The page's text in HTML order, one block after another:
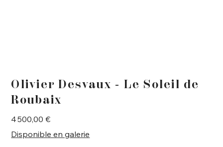
Olivier Desvaux - Le Soleil de
Roubaix
Prix
4 500,00 €
Disponible en galerie